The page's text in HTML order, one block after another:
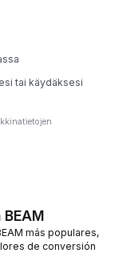
tai käydäksesi
más populares,
de conversión